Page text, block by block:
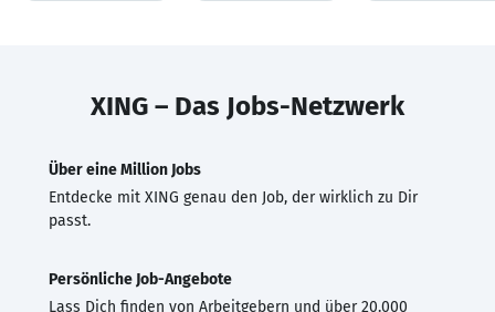
XING – Das Jobs-Netzwerk
Über eine Million Jobs
Entdecke mit XING genau den Job, der wirklich zu Dir
passt.
Persönliche Job-Angebote
Lass Dich finden von Arbeitgebern und über 20.000